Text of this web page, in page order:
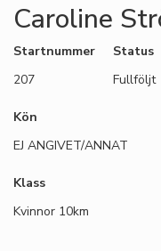
Caroline
Startnummer
207
Status
Fullföljt
Kön
EJ ANGIVET/ANNAT
Klass
Kvinnor 10km